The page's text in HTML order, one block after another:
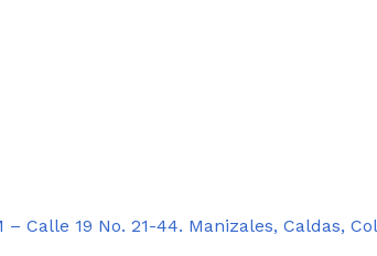
Calle 19 No. 21-44. Manizales, Caldas,